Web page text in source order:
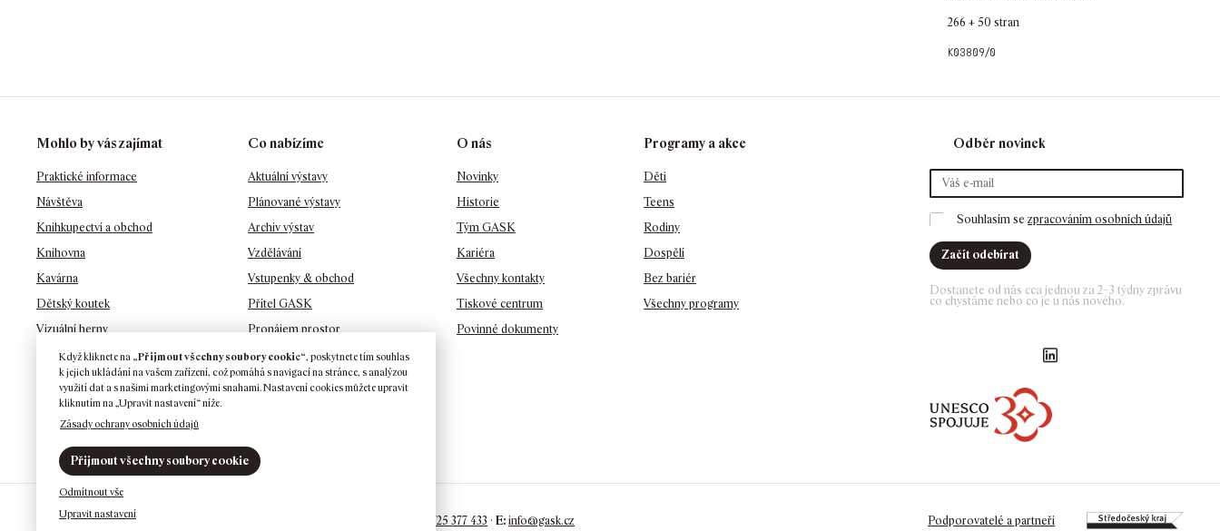
Když kliknete na „Přijmout všechny soubory cookie“, poskytnete tím souhlas
k jejich ukládání na vašem zařízení, což pomáhá s navigací na stránce, s analýzou
využití dat a s našimi marketingovými snahami. Nastavení cookies můžete upravit
kliknutím na „Upravit nastavení“ níže.
Zásady ochrany osobních údajů
Upravit nastavení
Odmítnout vše
Přijmout všechny soubory cookie
266 + 50 stran
k03809/0
Mohlo by vás zajímat
Praktické informace
Návštěva
Knihkupectví a obchod
Knihovna
Kavárna
Dětský koutek
Vizuální herny
Zahrady
Co nabízíme
Aktuální výstavy
Plánované výstavy
Archiv výstav
Vzdělávání
Vstupenky & obchod
Přítel GASK
Pronájem prostor
Penzion GASK
Ochrana osobních údajů
O nás
Novinky
Historie
Tým GASK
Kariéra
Všechny kontakty
Tiskové centrum
Povinné dokumenty
Programy a akce
Děti
Teens
Rodiny
Dospělí
Bez bariér
Všechny programy
Odběr novinek
Souhlasím se zpracováním osobních údajů
Začít odebírat
Dostanete od nás cca jednou za 2–3 týdny zprávu
co chystáme nebo co je u nás nového.
GASK InstagramGASK YouTube kanál
2026GASKKutná Hora · Barborská 51–53, 284 01 Kutná Hora · +420 725 377 433 · E: info@gask.cz Podporovatelé a partneři